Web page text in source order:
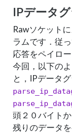
IPデータ
Rawソケット
ラムです．従
応答をペイロ
今回，以下の
と，IPデータ
頭２０バイト
残りのデータ